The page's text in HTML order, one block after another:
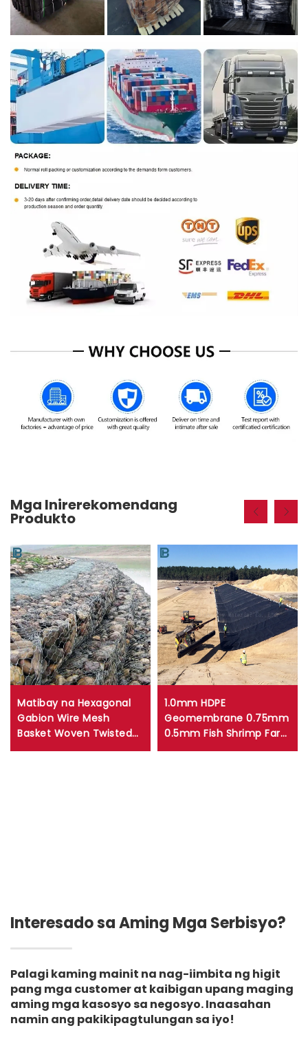
Mga Inirerekomendang
Produkto
Matibay na Hexagonal
Gabion Wire Mesh
Basket Woven Twisted
Mesh Gabion Box para
1.0mm HDPE
Geomembrane 0.75mm
0.5mm Fish Shrimp Farm
Pond Liner 1.5mm
Interesado sa Aming Mga Serbisyo?
Palagi kaming mainit na nag-iimbita ng higit
pang mga customer at kaibigan upang maging
aming mga kasosyo sa negosyo. Inaasahan
namin ang pakikipagtulungan sa iyo!